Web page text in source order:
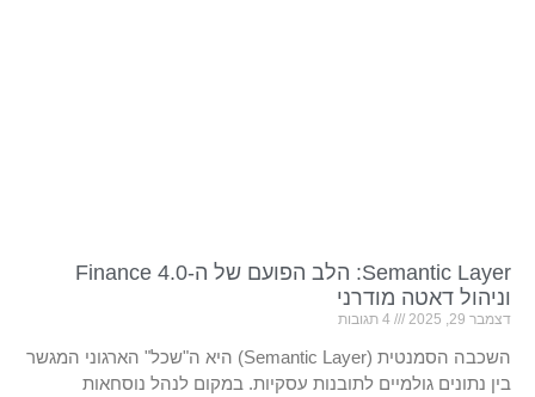
Semantic Layer: הלב הפועם של ה-Finance 4.0
וניהול דאטה מודרני
דצמבר 29, 2025
השכבה הסמנטית (Semantic Layer) היא ה"שכל" הארגוני המגשר
בין נתונים גולמיים לתובנות עסקיות. במקום לנהל נוסחאות